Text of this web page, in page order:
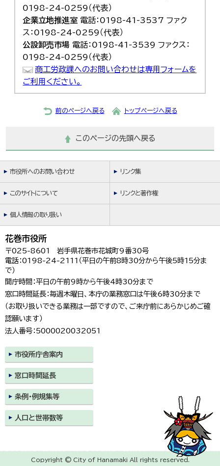
0198-24-0259（代表）
企業立地推進室 電話：0198-41-3537 ファク
ス：0198-24-0259（代表）
公設卸売市場 電話：0198-41-3539 ファクス：
0198-24-0259（代表）
商工労政課へのお問い合わせは専用フォームを
ご利用ください。
前のページへ戻る トップページへ戻る
このページの先頭へ戻る
市役所へのお問い合わせ リンク集
このサイトについて リンクと著作権
個人情報の取り扱い
花巻市役所
〒025-8601 岩手県花巻市花城町9番30号
電話：0198-24-2111（平日の午前8時30分から午後5時15分ま
で）
開庁時間：平日の午前9時から午後4時30分まで
窓口時間延長：毎週木曜日、本庁の業務窓口は午後6時30分まで
（お取り扱いできる業務は一部ですので、ご来庁前にあらかじめご確
認願います）
法人番号：5000020032051
市役所庁舎案内
窓口時間延長
条例・例規集等
人口と世帯数等
Copyright © City of Hanamaki All rights reserved.